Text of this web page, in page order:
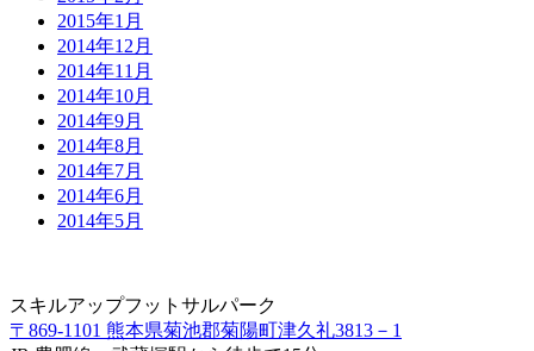
2015年1月
2014年12月
2014年11月
2014年10月
2014年9月
2014年8月
2014年7月
2014年6月
2014年5月
スキルアップフットサルパーク
〒869-1101 熊本県菊池郡菊陽町津久礼3813－1